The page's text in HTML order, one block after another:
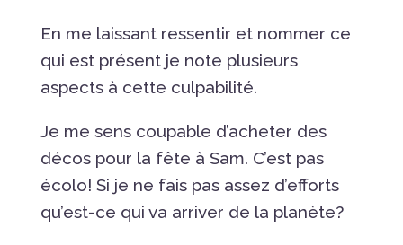
En me laissant ressentir et nommer ce
qui est présent je note plusieurs
aspects à cette culpabilité.
Je me sens coupable d’acheter des
décos pour la fête à Sam. C’est pas
écolo! Si je ne fais pas assez d’efforts
qu’est-ce qui va arriver de la planète?